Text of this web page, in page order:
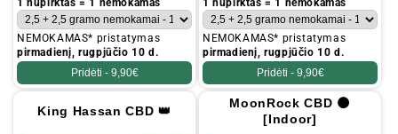
1 nupirktas = 1 nemokamas
NEMOKAMAS* pristatymas
pirmadienį, rugpjūčio 10 d.
Pridėti - 9,90€
1 nupirktas = 1 nemokamas
NEMOKAMAS* pristatymas
pirmadienį, rugpjūčio 10 d.
Pridėti - 9,90€
King Hassan CBD 👑
MoonRock CBD 🌑
[Indoor]